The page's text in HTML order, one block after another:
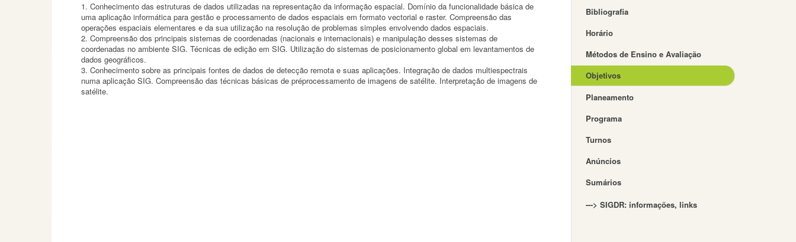
1. Conhecimento das estruturas de dados utilizadas na representação da informação espacial. Domínio da funcionalidade básica de
uma aplicação informática para gestão e processamento de dados espaciais em formato vectorial e raster. Compreensão das
operações espaciais elementares e da sua utilização na resolução de problemas simples envolvendo dados espaciais.
2. Compreensão dos principais sistemas de coordenadas (nacionais e internacionais) e manipulação desses sistemas de
coordenadas no ambiente SIG. Técnicas de edição em SIG. Utilização do sistemas de posicionamento global em levantamentos de
dados geográficos.
3. Conhecimento sobre as principais fontes de dados de detecção remota e suas aplicações. Integração de dados multiespectrais
numa aplicação SIG. Compreensão das técnicas básicas de préprocessamento de imagens de satélite. Interpretação de imagens de
satélite.
Bibliografia
Horário
Métodos de Ensino e Avaliação
Objetivos
Planeamento
Programa
Turnos
Anúncios
Sumários
---> SIGDR: informações, links